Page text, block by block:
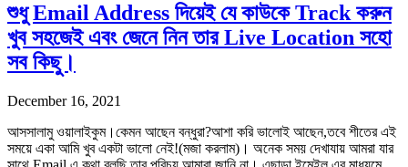
শুধু Email Address দিয়েই যে কাউকে Track করুন
খুব সহজেই এবং জেনে নিন তার Live Location সহো
সব কিছু।
December 16, 2021
আসসালামু ওয়ালাইকুম।কেমন আছেন বন্ধুরা?আশা করি ভালোই আছেন,তবে শীতের এই
সময়ে একা আমি খুব একটা ভালো নেই!(মজা করলাম)। অনেক সময় দেখাযায় আমরা যার